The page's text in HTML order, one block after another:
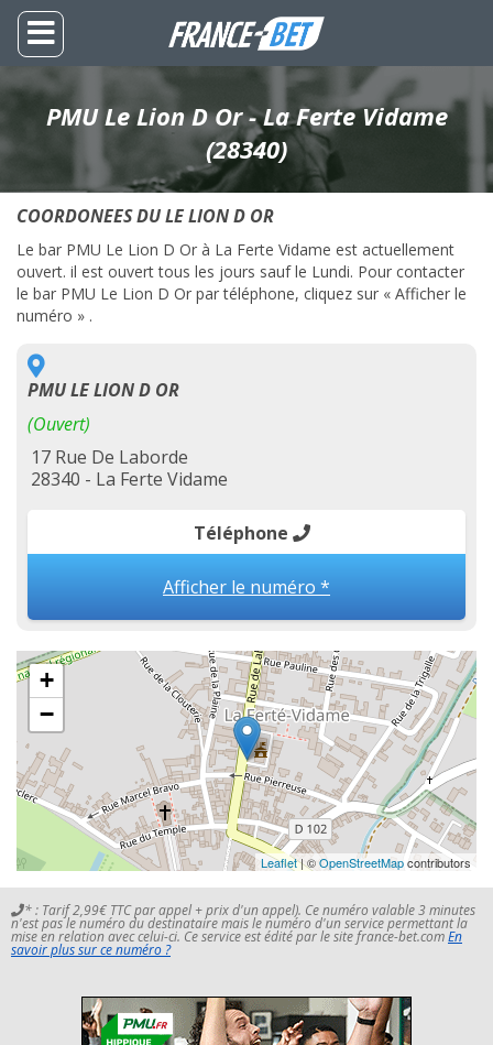
PMU Le Lion D Or - La Ferte Vidame
(28340)
COORDONEES DU LE LION D OR
Le bar PMU Le Lion D Or à La Ferte Vidame est actuellement
ouvert. il est ouvert tous les jours sauf le Lundi. Pour contacter
le bar PMU Le Lion D Or par téléphone, cliquez sur « Afficher le
numéro » .
PMU LE LION D OR
(Ouvert)
17 Rue De Laborde
28340 - La Ferte Vidame
Téléphone
Afficher le numéro *
+
−
Leaflet| ©OpenStreetMapcontributors
* : Tarif 2,99€ TTC par appel + prix d'un appel). Ce numéro valable 3 minutes
n'est pas le numéro du destinataire mais le numéro d'un service permettant la
mise en relation avec celui-ci. Ce service est édité par le site france-bet.comEn
savoir plus sur ce numéro ?